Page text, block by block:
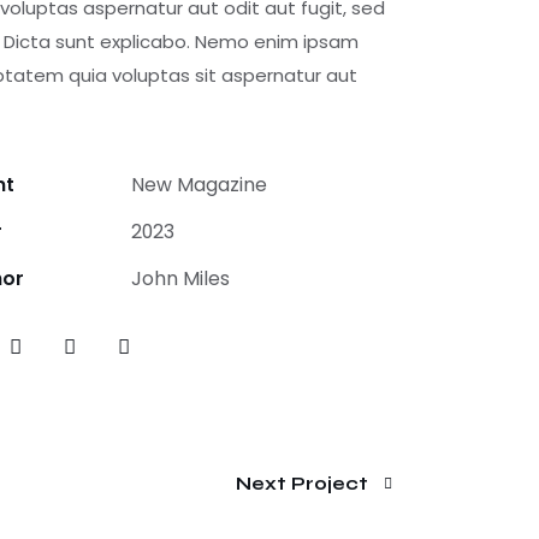
aspernatur aut odit aut fugit, sed
Dicta sunt explicabo. Nemo enim ipsam
quia voluptas sit aspernatur aut
New Magazine
2023
John Miles
Next Project